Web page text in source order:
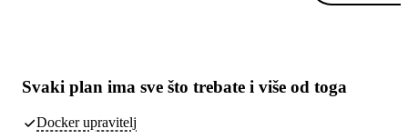
Svaki plan ima sve što trebate i više od toga
Docker upravitelj